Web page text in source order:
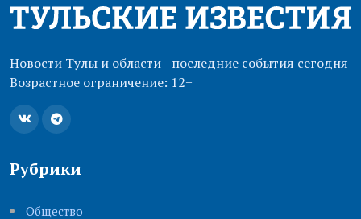
Новости Тулы и области - последние события сегодня
Возрастное ограничение: 12+
Рубрики
Общество